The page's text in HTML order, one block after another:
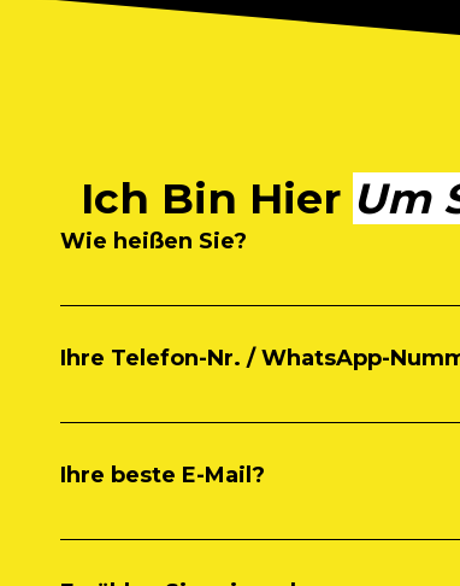
Ich Bin Hier Um
Wie heißen Sie?
Ihre Telefon-Nr. / WhatsApp-
Ihre beste E-Mail?